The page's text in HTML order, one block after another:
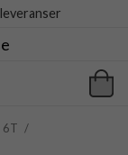
6T /